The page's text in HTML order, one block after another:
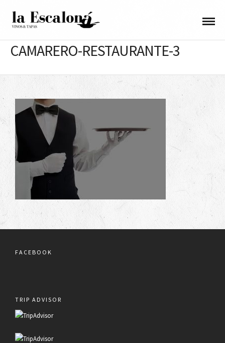
CAMARERO-RESTAURANTE-3
FACEBOOK
TRIP ADVISOR